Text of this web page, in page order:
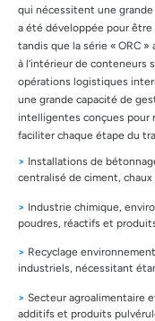
qui nécessitent une
a été développée pour être
tandis que la série « ORC
à l’intérieur de conteneurs
opérations logistiques
une grande capacité de
intelligentes conçues pour
faciliter chaque étape du
> Installations de
centralisé de ciment,
> Industrie chimique,
poudres, réactifs et
> Recyclage
industriels, nécessitant
> Secteur agroalimentaire
additifs et produits